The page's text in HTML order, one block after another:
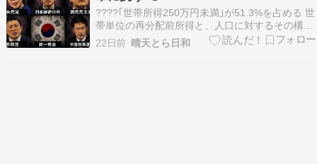
????｢世帯所得250万円未満｣が51.3%を占める 世
帯単位の再分配前所得と、人口に対するその構成
比を示しています。 ????賛成した党一覧（参院
本会議成立時） 日本人は正月、統一教会、日本会
22日前 晴天とら日和